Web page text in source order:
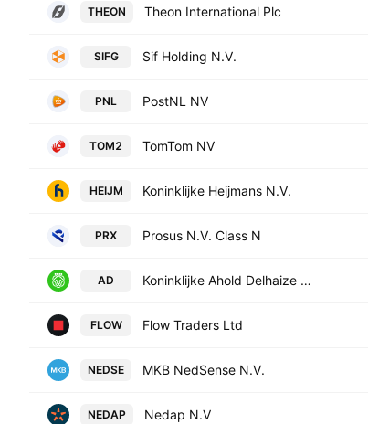
THEON Theon International Plc
SIFG Sif Holding N.V.
PNL PostNL NV
TOM2 TomTom NV
HEIJM Koninklijke Heijmans N.V.
PRX Prosus N.V. Class N
AD Koninklijke Ahold Delhaize N.V.
FLOW Flow Traders Ltd
NEDSE MKB NedSense N.V.
NEDAP Nedap N.V